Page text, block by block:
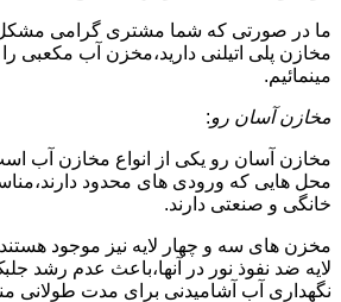
ما در صورتی که شما مشتری گرامی مشکل
مخازن پلی اتیلنی دارید،مخزن آب مکعبی را
مینمائیم.
مخازن آسان رو:
مخازن آسان رو یکی از انواع مخازن آب
محل هایی که ورودی های محدود
خانگی و صنعتی دارند.
مخزن های سه و چهار لایه نیز موجود هستند
لایه ضد نفوذ نور در آنها،باعث عدم رشد
نگهداری آب آشامیدنی برای مدت طولانی